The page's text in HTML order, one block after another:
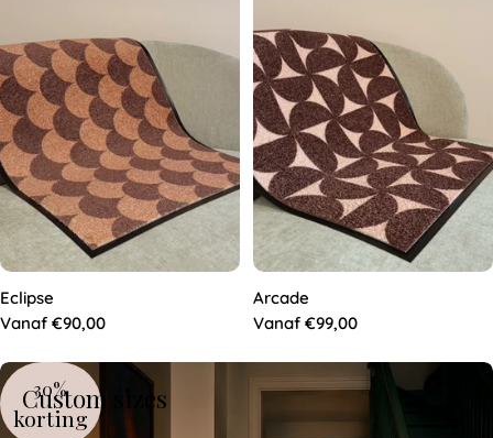
Eclipse
Normale
Vanaf €90,00
Arcade
Normale
Vanaf €99,00
Custom sizes
30%
korting